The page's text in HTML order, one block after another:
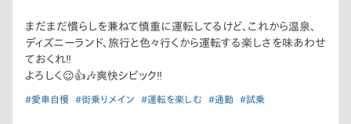
まだまだ慣らしを兼ねて慎重に運転してるけど、これから温泉、
ディズニーランド、旅行と色々行くから運転する楽しさを味あわせ
ておくれ‼
よろしく😉👍🎶爽快シビック‼
#愛車自慢 #街乗りメイン #運転を楽しむ #通勤 #試乗